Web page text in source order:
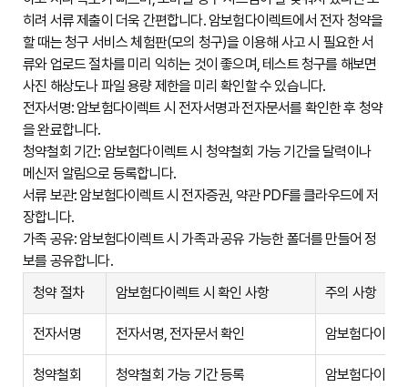
히려 서류 제출이 더욱 간편합니다. 암보험다이렉트에서 전자 청약을
할 때는 청구 서비스 체험판(모의 청구)을 이용해 사고 시 필요한 서
류와 업로드 절차를 미리 익히는 것이 좋으며, 테스트 청구를 해보면
사진 해상도나 파일 용량 제한을 미리 확인할 수 있습니다.
전자서명:암보험다이렉트 시 전자서명과 전자문서를 확인한 후 청약
을 완료합니다.
청약철회 기간: 암보험다이렉트 시 청약철회 가능 기간을 달력이나
메신저 알림으로 등록합니다.
서류 보관:암보험다이렉트 시 전자증권, 약관 PDF를 클라우드에 저
장합니다.
가족 공유:암보험다이렉트 시 가족과 공유 가능한 폴더를 만들어 정
보를 공유합니다.
청약 절차
암보험다이렉트 시 확인 사항 주의 사항
전자서명 전자서명, 전자문서 확인 암보험다이렉
청약철회 청약철회 가능 기간 등록 암보험다이렉